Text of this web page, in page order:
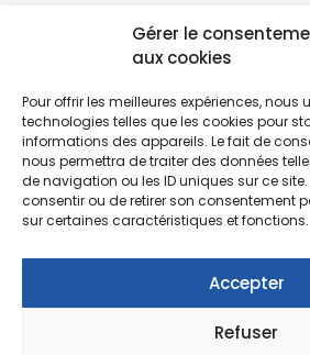
Gérer le
aux cookies
Pour offrir les meilleures expériences, nous
technologies telles que les cookies pour
informations des appareils. Le fait de
nous permettra de traiter des données
de navigation ou les ID uniques sur ce
consentir ou de retirer son consentement
sur certaines caractéristiques et fonctions.
Accepter
Refuser
Rejoignez notre communauté sur les
Nouvelles collections, vie de l’équipe
inspirations : soyez informés de nos
actualités.
© Copyright Fonction Meuble